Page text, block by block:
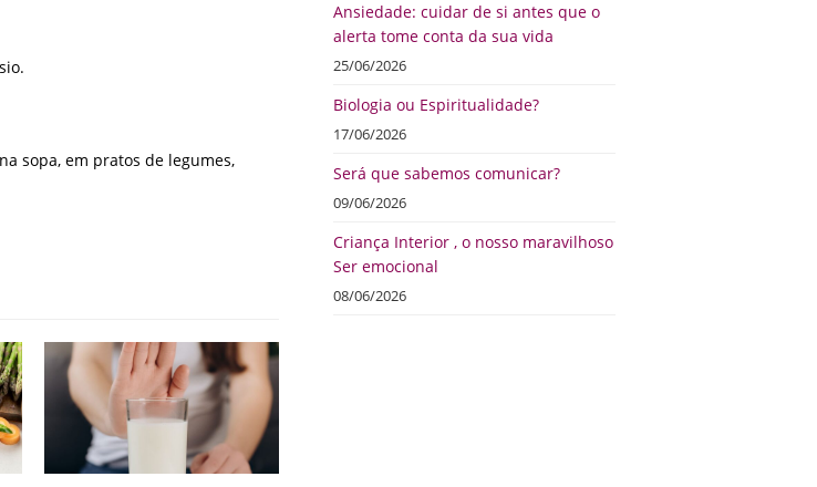
Ansiedade: cuidar de si antes que o
alerta tome conta da sua vida
25/06/2026
Biologia ou Espiritualidade?
17/06/2026
Será que sabemos comunicar?
09/06/2026
Criança Interior , o nosso maravilhoso
Ser emocional
08/06/2026
sopa, em pratos de legumes,